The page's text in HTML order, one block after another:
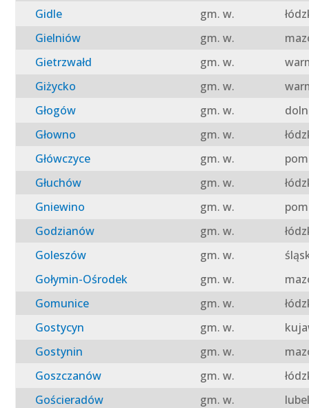
Gidle
gm. w.
Gielniów
gm. w.
Gietrzwałd
gm. w.
Giżycko
gm. w.
Głogów
gm. w.
Głowno
gm. w.
Główczyce
gm. w.
Głuchów
gm. w.
Gniewino
gm. w.
Godzianów
gm. w.
Goleszów
gm. w.
Gołymin-Ośrodek
gm. w.
Gomunice
gm. w.
Gostycyn
gm. w.
Gostynin
gm. w.
Goszczanów
gm. w.
Gościeradów
gm. w.